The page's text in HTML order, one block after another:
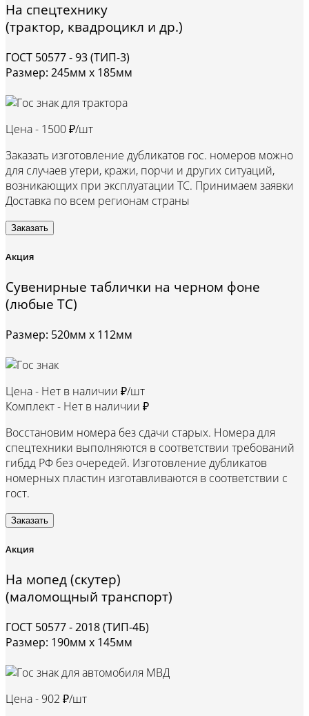
На спецтехнику
(трактор, квадроцикл и др.)
ГОСТ 50577 - 93 (ТИП-3)
Размер: 245мм х 185мм
Цена - 1500 ₽/шт
Заказать изготовление дубликатов гос. номеров можно
для случаев утери, кражи, порчи и других ситуаций,
возникающих при эксплуатации ТС. Принимаем заявки
Доставка по всем регионам страны
Заказать
Акция
Сувенирные таблички на черном фоне
(любые ТС)
Размер: 520мм х 112мм
Цена - Нет в наличии ₽/шт
Комплект - Нет в наличии ₽
Восстановим номера без сдачи старых. Номера для
спецтехники выполняются в соответствии требований
гибдд РФ без очередей. Изготовление дубликатов
номерных пластин изготавливаются в соответствии с
гост.
Заказать
Акция
На мопед (скутер)
(маломощный транспорт)
ГОСТ 50577 - 2018 (ТИП-4Б)
Размер: 190мм х 145мм
Цена - 902 ₽/шт